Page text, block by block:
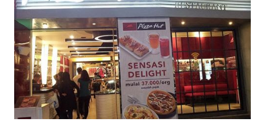
perjalanan, kami pun sampai dipelabuhan PT. Pari, jembatan 6
barelang. Alhamdulillah hujan hanya sisa rintik rintik saja,
mungkin Tuhan Tau blogger2 kece ini mau snorkeling..hahah
becanda. 2 pancung / boat sudah disediakan oleh pengelola
Galang Bahari Wisata, sehingga kami pun langsung naik,
sekitaran 15 menit kami pu...